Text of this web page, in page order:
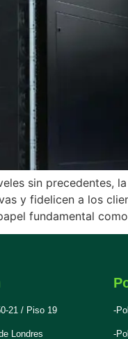
sin precedentes,
y fidelicen a los
fundamental
21 / Piso 19
Londres
-
-